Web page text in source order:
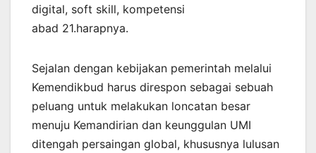
digital, soft skill, kompetensi
abad 21.harapnya.
Sejalan dengan kebijakan pemerintah melalui
Kemendikbud harus direspon sebagai sebuah
peluang untuk melakukan loncatan besar
menuju Kemandirian dan keunggulan UMI
ditengah persaingan global, khususnya lulusan